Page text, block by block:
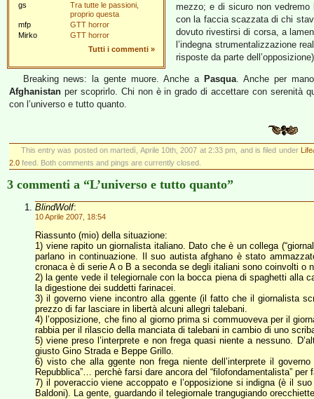
gs
Tra tutte le passioni,
proprio questa
mfp
GTT horror
Mirko
GTT horror
Tutti i commenti »
mezzo; e di sicuro non vedremo
con la faccia scazzata di chi
dovuto rivestirsi di corsa, a
l’indegna strumentalizzazione
risposte da parte
Breaking news: la gente muore. Anche a Pasqua. Anche per
Afghanistan per scoprirlo. Chi non è in grado di accettare con serenità
con l’universo e tutto quanto.
This entry was posted on martedì, Aprile 10th, 2007 at 2:33 pm, and is filed under
2.0 feed. Both comments and pings are currently closed.
3 commenti a “L’universo e tutto quanto”
BlindWolf:
10 Aprile 2007, 18:54
Riassunto (mio) della situazione:
1) viene rapito un giornalista italiano. Dato che è un collega
parlano in continuazione. Il suo autista afghano è stato
cronaca è di serie A o B a seconda se degli italiani sono coinvolti o
2) la gente vede il telegiornale con la bocca piena di spaghetti alla
la digestione dei suddetti farinacei.
3) il governo viene incontro alla ggente (il fatto che il giornalista
prezzo di far lasciare in libertà alcuni allegri talebani.
4) l’opposizione, che fino al giorno prima si commuoveva per il
rabbia per il rilascio della manciata di talebani in cambio di uno
5) viene preso l’interprete e non frega quasi niente a nessuno.
giusto Gino Strada e Beppe Grillo.
6) visto che alla ggente non frega niente dell’interprete il
Repubblica”… perchè farsi dare ancora del “filofondamentalista”
7) il poveraccio viene accoppato e l’opposizione si indigna (è il
Baldoni). La gente, guardando il telegiornale trangugiando